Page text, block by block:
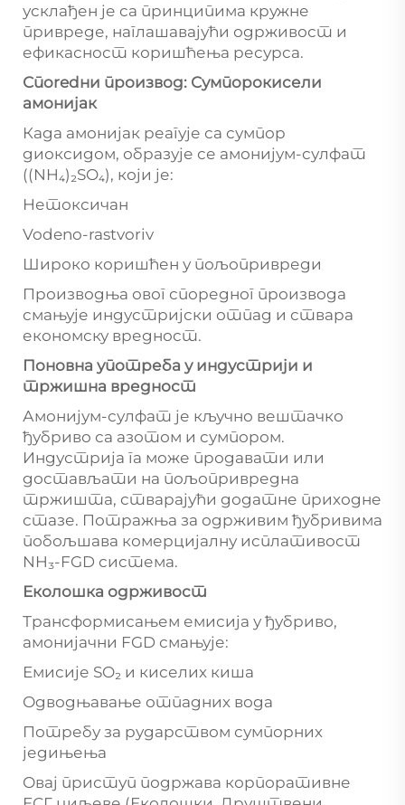
усклађен је са принципима кружне
привреде, наглашавајући одрживост и
ефикасност коришћења ресурса.
Спoredни производ: Сумпорокисели
амонијак
Када амонијак реагује са сумпор
диоксидом, образује се амонијум-сулфат
((NH₄)₂SO₄), који је:
Нетоксичан
Vodeno-rastvoriv
Широко коришћен у пољопривреди
Производња овог споредног производа
смањује индустријски отпад и ствара
економску вредност.
Поновна употреба у индустрији и
тржишна вредност
Амонијум-сулфат је кључно вештачко
ђубриво са азотом и сумпором.
Индустрија га може продавати или
достављати на пољопривредна
тржишта, стварајући додатне приходне
стазе. Потражња за одрживим ђубривима
побољшава комерцијалну исплативост
NH₃-FGD система.
Еколошка одрживост
Трансформисањем емисија у ђубриво,
амонијачни FGD смањује:
Емисије SO₂ и киселих киша
Одводњавање отпадних вода
Потребу за рударством сумпорних
једињења
Овај приступ подржава корпоративне